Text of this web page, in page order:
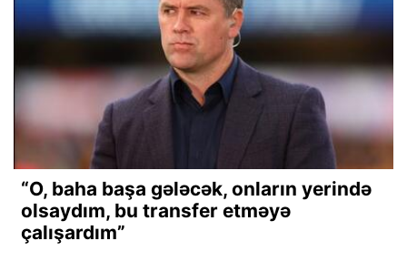
“O, baha başa gələcək, onların yerində
olsaydım, bu transfer etməyə
çalışardım”